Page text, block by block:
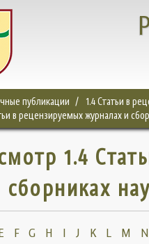
публикации
1.4 Статьи в
в рецензируемых журналах и
1.4
сборниках
F G H I J K L M N